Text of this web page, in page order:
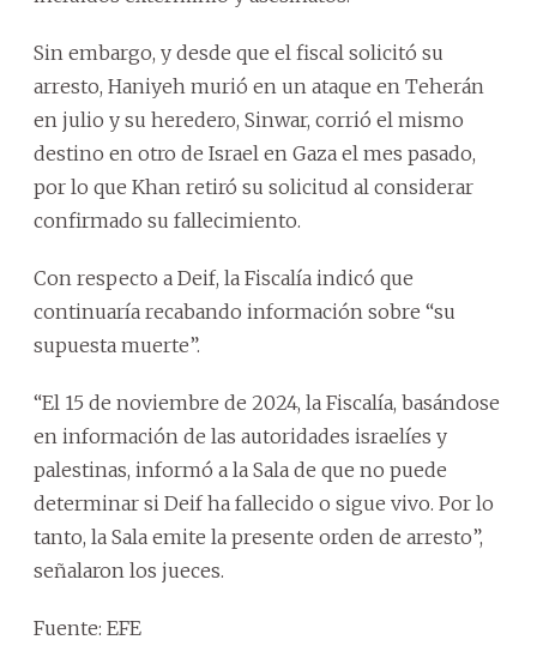
Sin embargo, y desde que el fiscal solicitó su
arresto, Haniyeh murió en un ataque en Teherán
en julio y su heredero, Sinwar, corrió el mismo
destino en otro de Israel en Gaza el mes pasado,
por lo que Khan retiró su solicitud al considerar
confirmado su fallecimiento.
Con respecto a Deif, la Fiscalía indicó que
continuaría recabando información sobre “su
supuesta muerte”.
“El 15 de noviembre de 2024, la Fiscalía, basándose
en información de las autoridades israelíes y
palestinas, informó a la Sala de que no puede
determinar si Deif ha fallecido o sigue vivo. Por lo
tanto, la Sala emite la presente orden de arresto”,
señalaron los jueces.
Fuente: EFE